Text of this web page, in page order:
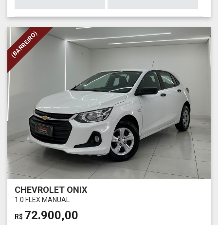
(BARREIRO)
CHEVROLET ONIX
1.0 FLEX MANUAL
R$ 72.900,00